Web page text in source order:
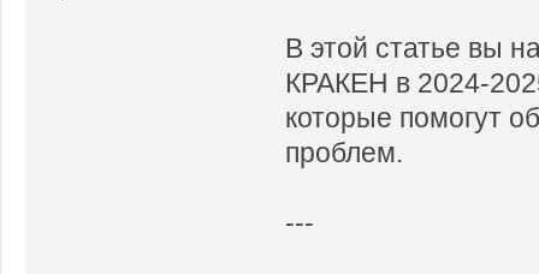
В этой статье вы
КРАКЕН в 2024-
которые помогут
проблем.
---